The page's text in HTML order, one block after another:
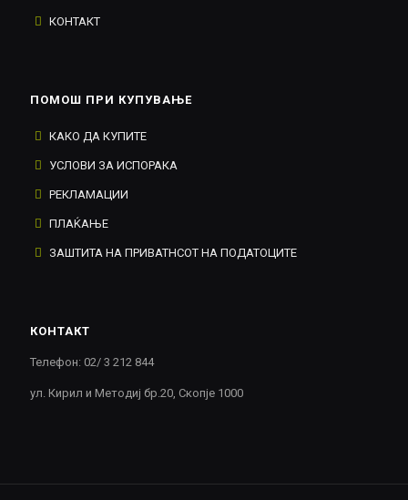
КОНТАКТ
ПОМОШ ПРИ КУПУВАЊЕ
КАКО ДА КУПИТЕ
УСЛОВИ ЗА ИСПОРАКА
РЕКЛАМАЦИИ
ПЛАЌАЊЕ
ЗАШТИТА НА ПРИВАТНСОТ НА ПОДАТОЦИТЕ
КОНТАКТ
Телефон: 02/ 3 212 844
ул. Кирил и Методиј бр.20, Скопје 1000